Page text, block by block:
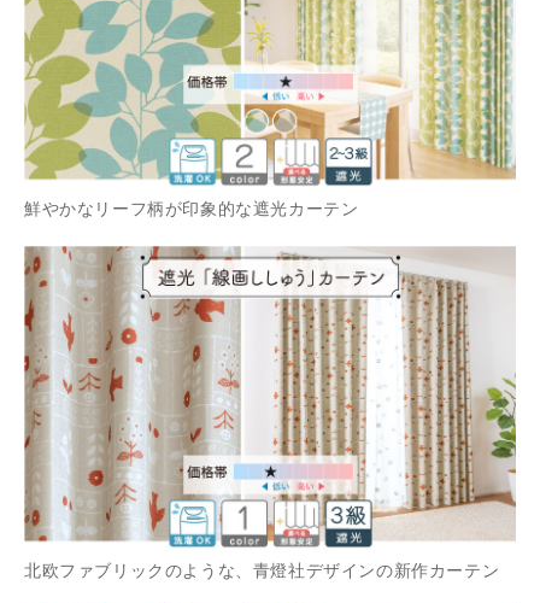
鮮やかなリーフ柄が印象的な遮光カーテン
北欧ファブリックのような、青燈社デザインの新作カーテン